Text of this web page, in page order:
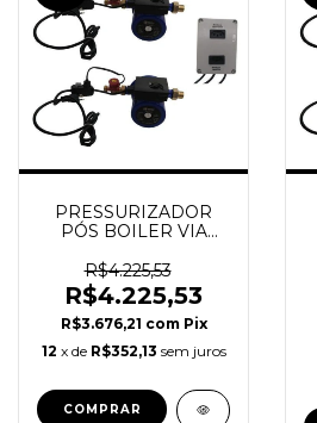
PRESSURIZADOR
PÓS BOILER VIA
ORBITEC (Latão)
R$4.225,53
R$4.225,53
R$3.676,21 com Pix
12 x de R$352,13 sem juros